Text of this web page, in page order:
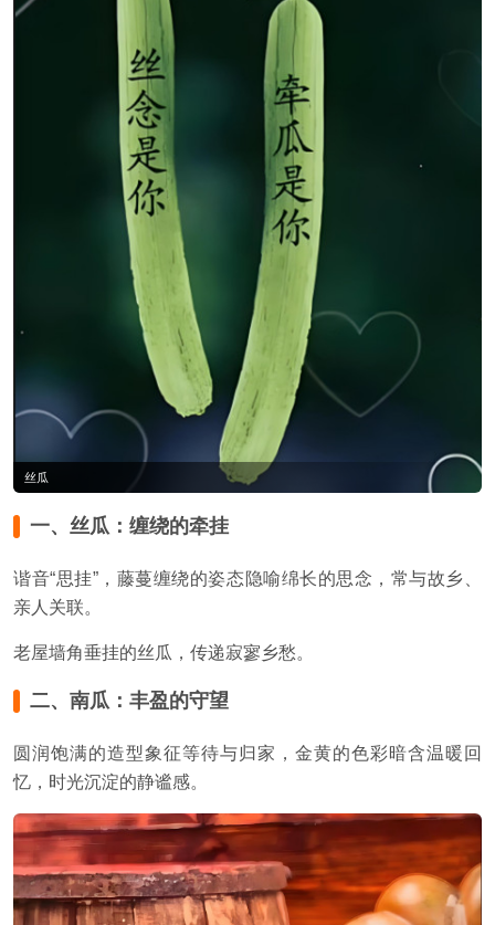
丝瓜
一、丝瓜：缠绕的牵挂
谐音“思挂”，藤蔓缠绕的姿态隐喻绵长的思念，常与故乡、
亲人关联。
老屋墙角垂挂的丝瓜，传递寂寥乡愁。
二、南瓜：丰盈的守望
圆润饱满的造型象征等待与归家，金黄的色彩暗含温暖回
忆，时光沉淀的静谧感。